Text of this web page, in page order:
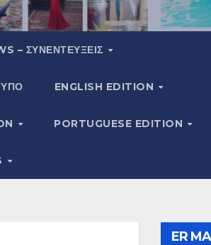
– ΣΥΝΕΝΤΕΎΞΕΙΣ
ENGLISH EDITION
PORTUGUESE EDITION
ER